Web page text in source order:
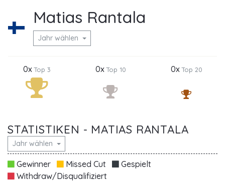
Matias Rantala
Jahr wählen
0xTop 3 0xTop 10 0xTop 20
STATISTIKEN - MATIAS RANTALA
Jahr wählen
Gewinner Missed Cut
Gespielt
Withdraw/Disqualifiziert